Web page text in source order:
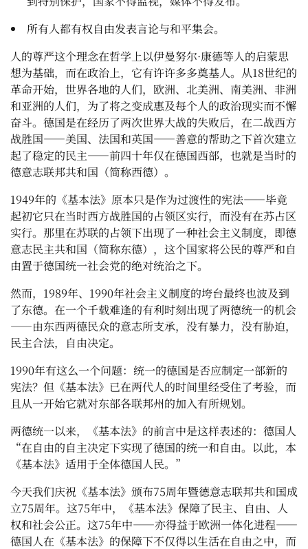
所有人都有权自由发表言论与和平集会。
人的尊严这个理念在哲学上以伊曼努尔·康德等人的启蒙思
想为基础，而在政治上，它有许许多多奠基人。从18世纪的
革命开始，世界各地的人们，欧洲、北美洲、南美洲、非洲
和亚洲的人们，为了将之变成惠及每个人的政治现实而不懈
奋斗。德国是在经历了两次世界大战的失败后，在二战西方
战胜国——美国、法国和英国——善意的帮助之下首次建立
起了稳定的民主——前四十年仅在德国西部，也就是当时的
德意志联邦共和国（简称西德）。
1949年的《基本法》原本只是作为过渡性的宪法——毕竟
起初它只在当时西方战胜国的占领区实行，而没有在苏占区
实行。那里在苏联的占领下出现了一种社会主义制度，即德
意志民主共和国（简称东德），这个国家将公民的尊严和自
由置于德国统一社会党的绝对统治之下。
然而，1989年、1990年社会主义制度的垮台最终也波及到
了东德。在一个千载难逢的有利时刻出现了两德统一的机会
——由东西两德民众的意志所支承，没有暴力，没有胁迫，
民主合法，自由决定。
1990年有这么一个问题：统一的德国是否应制定一部新的
宪法？但《基本法》已在两代人的时间里经受住了考验，而
且从一开始它就对东部各联邦州的加入有所规划。
两德统一以来，《基本法》的前言中是这样表述的：德国人
“在自由的自主决定下实现了德国的统一和自由。以此，本
《基本法》适用于全体德国人民。”
今天我们庆祝《基本法》颁布75周年暨德意志联邦共和国成
立75周年。这75年中，《基本法》保障了民主、自由、人
权和社会公正。这75年中——亦得益于欧洲一体化进程——
德国人在《基本法》的保障下不仅得以生活在自由之中，而